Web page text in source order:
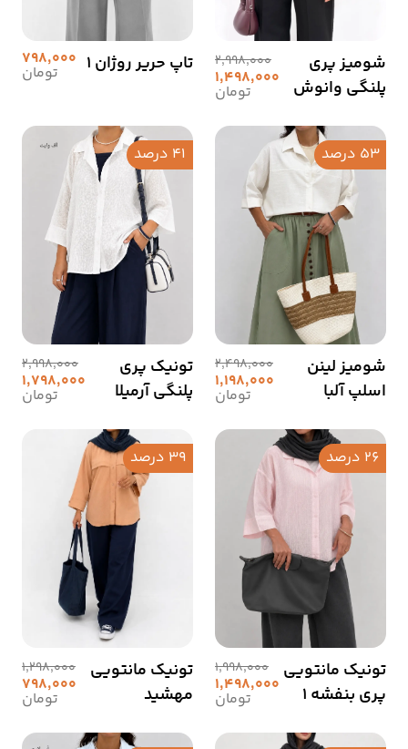
شومیز پری
پلنگی وانوش
2,998,000
1,498,000
تومان
تاپ حریر روژان 1 798,000
تومان
53 درصد
شومیز لینن
اسلپ آلبا
2,498,000
1,198,000
تومان
41 درصد
تونیک پری
پلنگی آرمیلا
2,998,000
1,798,000
تومان
26 درصد
تونیک مانتویی
پری بنفشه 1
1,998,000
1,498,000
تومان
39 درصد
تونیک مانتویی
مهشید
1,298,000
798,000
تومان